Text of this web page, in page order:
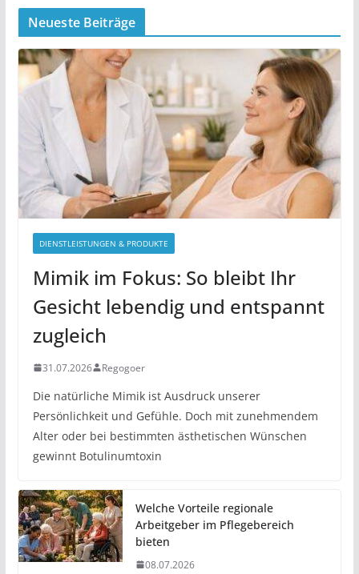
Neueste Beiträge
DIENSTLEISTUNGEN & PRODUKTE
Mimik im Fokus: So bleibt Ihr
Gesicht lebendig und entspannt
zugleich
31.07.2026 Regogoer
Die natürliche Mimik ist Ausdruck unserer
Persönlichkeit und Gefühle. Doch mit zunehmendem
Alter oder bei bestimmten ästhetischen Wünschen
gewinnt Botulinumtoxin
Welche Vorteile regionale
Arbeitgeber im Pflegebereich
bieten
08.07.2026